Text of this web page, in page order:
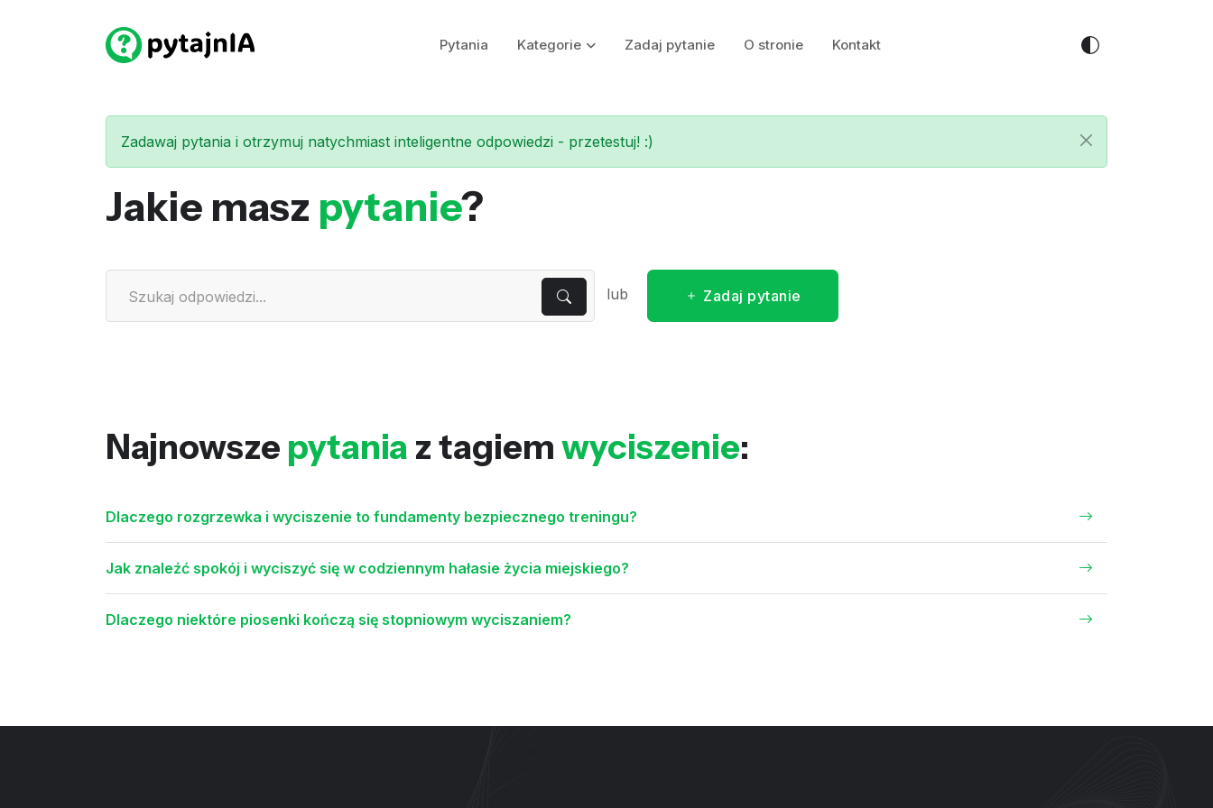
Pytania Kategorie Zadaj pytanie O stronie Kontakt
Zadawaj pytania i otrzymuj natychmiast inteligentne odpowiedzi - przetestuj! :)
Jakie masz pytanie?
lub Zadaj pytanie
Najnowsze pytania z tagiemwyciszenie:
Dlaczego rozgrzewka i wyciszenie to fundamenty bezpiecznego treningu?
Jak znaleźć spokój i wyciszyć się w codziennym hałasie życia miejskiego?
Dlaczego niektóre piosenki kończą się stopniowym wyciszaniem?